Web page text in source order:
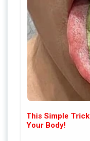
This Simple
Your Body!